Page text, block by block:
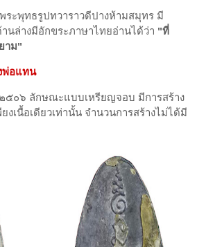
ระพุทธรูปทวาราวดีปางห้ามสมุทร มี
นล่างมีอักขระภาษาไทยอ่านได้ว่า "ที่
าม"
พ่อแทน
๐๖ ลักษณะแบบเหรียญจอบ มีการสร้าง
งเนื้อเดียวเท่านั้น จำนวนการสร้างไม่ได้มี